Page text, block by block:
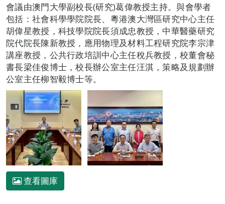
會議由澳門大學副校長(研究)葛偉教授主持。與會學者
包括：社會科學學院院長、粵港澳大灣區研究中心主任
胡偉星教授，科技學院院長須成忠教授，中華醫藥研究
院代院長陳新教授，應用物理及材料工程研究院李宗津
講座教授，公共行政培訓中心主任稅兵教授，校董會秘
書長梁佳俊博士，校長辦公室主任汪淇，策略及規劃辦
公室主任柳智毅博士等。
查看圖庫